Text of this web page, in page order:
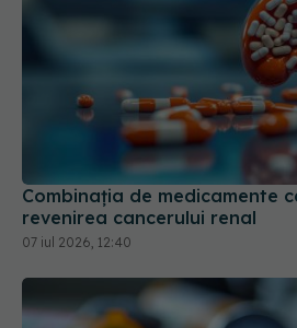
Combinația de medicamente
revenirea cancerului renal
07 iul 2026, 12:40